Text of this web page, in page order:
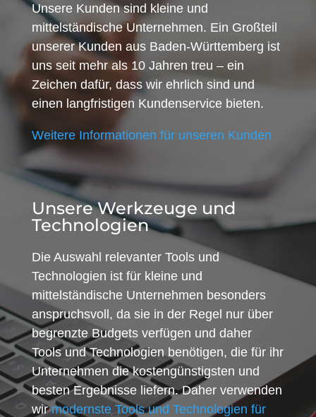
Unsere Kunden sind kleine und
mittelständische Unternehmen. Ein Großteil
unserer Kunden aus Baden-Württemberg ist
uns seit mehr als 10 Jahren treu – ein
Zeichen dafür, dass wir ehrlich sind und
einen langfristigen Kundenservice bieten.
Weitere Informationen für unseren Kunden
Unsere Werkzeuge und
Technologien
Die Auswahl relevanter Tools und
Technologien ist für kleine und
mittelständische Unternehmen besonders
anspruchsvoll, da sie in der Regel nur über
begrenzte Budgets verfügen und daher
Tools und Technologien benötigen, die für ihr
Unternehmen die kostengünstigsten und
besten Ergebnisse liefern. Daher verwenden
wirmodernste Tools und Technologien für